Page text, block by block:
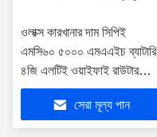
ওলাক্স কারখানার দাম সিপিই
এমসি৬০ ৫০০০ এমএএইচ ব্যাটারি
৪জি এলটিই ওয়াইফাই রাউটার
ইনডোর সিপিই রাউটার মডেম ৪জি
ওয়াইফাই সিম কার্ড স্লট সহ
সেরা মূল্য পান